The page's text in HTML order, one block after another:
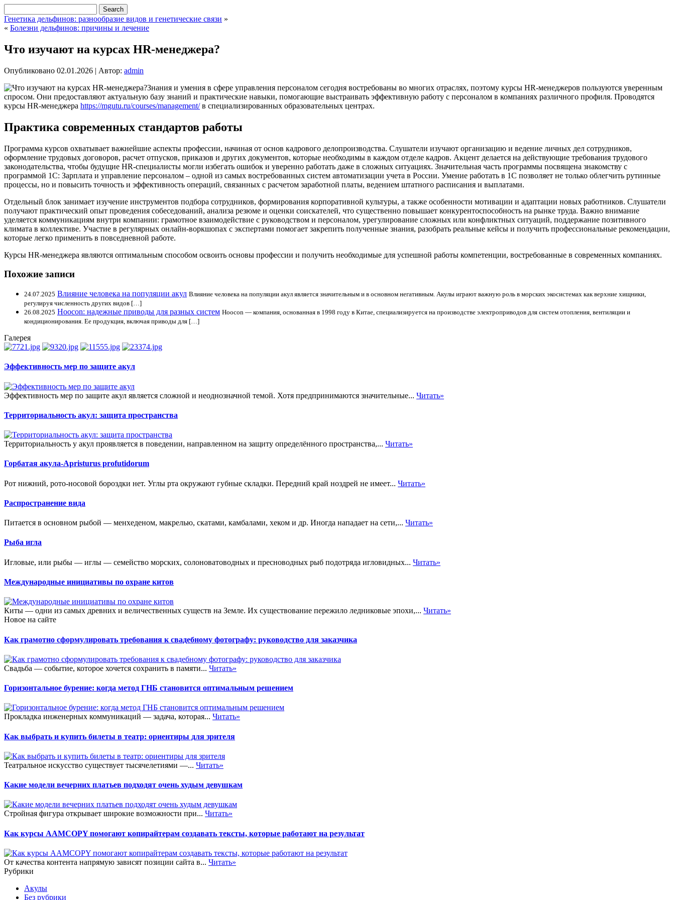
Генетика дельфинов: разнообразие видов и генетические связи »
« Болезни дельфинов: причины и лечение
Что изучают на курсах HR-менеджера?
Опубликовано 02.01.2026 | Автор: admin
Знания и умения в сфере управления персоналом сегодня востребованы во многих отраслях, поэтому курсы HR-менеджеров пользуются уверенным
спросом. Они предоставляют актуальную базу знаний и практические навыки, помогающие выстраивать эффективную работу с персоналом в компаниях различного профиля. Проводятся
курсы HR-менеджера https://mgutu.ru/courses/management/в специализированных образовательных центрах.
Практика современных стандартов работы
Программа курсов охватывает важнейшие аспекты профессии, начиная от основ кадрового делопроизводства. Слушатели изучают организацию и ведение личных дел сотрудников,
оформление трудовых договоров, расчет отпусков, приказов и других документов, которые необходимы в каждом отделе кадров. Акцент делается на действующие требования трудового
законодательства, чтобы будущие HR-специалисты могли избегать ошибок и уверенно работать даже в сложных ситуациях. Значительная часть программы посвящена знакомству с
программой 1С: Зарплата и управление персоналом – одной из самых востребованных систем автоматизации учета в России. Умение работать в 1С позволяет не только облегчить рутинные
процессы, но и повысить точность и эффективность операций, связанных с расчетом заработной платы, ведением штатного расписания и выплатами.
Отдельный блок занимает изучение инструментов подбора сотрудников, формирования корпоративной культуры, а также особенности мотивации и адаптации новых работников. Слушатели
получают практический опыт проведения собеседований, анализа резюме и оценки соискателей, что существенно повышает конкурентоспособность на рынке труда. Важно внимание
уделяется коммуникациям внутри компании: грамотное взаимодействие с руководством и персоналом, урегулирование сложных или конфликтных ситуаций, поддержание позитивного
климата в коллективе. Участие в регулярных онлайн-воркшопах с экспертами помогает закрепить полученные знания, разобрать реальные кейсы и получить профессиональные рекомендации,
которые легко применить в повседневной работе.
Курсы HR-менеджера являются оптимальным способом освоить основы профессии и получить необходимые для успешной работы компетенции, востребованные в современных компаниях.
Похожие записи
24.07.2025 Влияние человека на популяции акул Влияние человека на популяции акул является значительным и в основном негативным. Акулы играют важную роль в морских экосистемах как верхние хищники,
регулируя численность других видов […]
26.08.2025 Hoocon: надежные приводы для разных систем Hoocon — компания, основанная в 1998 году в Китае, специализируется на производстве электроприводов для систем отопления, вентиляции и
кондиционирования. Ее продукция, включая приводы для […]
Галерея
Эффективность мер по защите акул
Эффективность мер по защите акул является сложной и неоднозначной темой. Хотя предпринимаются значительные... Читать»
Территориальность акул: защита пространства
Территориальность у акул проявляется в поведении, направленном на защиту определённого пространства,... Читать»
Горбатая акула-Apristurus profutidorum
Рот нижний, рото-носовой бороздки нет. Углы рта окружают губные складки. Передний край ноздрей не имеет... Читать»
Распространение вида
Питается в основном рыбой — менхеденом, макрелью, скатами, камбалами, хеком и др. Иногда нападает на сети,... Читать»
Рыба игла
Игловые, или рыбы — иглы — семейство морских, солоноватоводных и пресноводных рыб подотряда игловидных... Читать»
Международные инициативы по охране китов
Киты — одни из самых древних и величественных существ на Земле. Их существование пережило ледниковые эпохи,... Читать»
Новое на сайте
Как грамотно сформулировать требования к свадебному фотографу: руководство для заказчика
Свадьба — событие, которое хочется сохранить в памяти... Читать»
Горизонтальное бурение: когда метод ГНБ становится оптимальным решением
Прокладка инженерных коммуникаций — задача, которая... Читать»
Как выбрать и купить билеты в театр: ориентиры для зрителя
Театральное искусство существует тысячелетиями —... Читать»
Какие модели вечерних платьев подходят очень худым девушкам
Стройная фигура открывает широкие возможности при... Читать»
Как курсы AAMCOPY помогают копирайтерам создавать тексты, которые работают на результат
От качества контента напрямую зависят позиции сайта в... Читать»
Рубрики
Акулы
Без рубрики